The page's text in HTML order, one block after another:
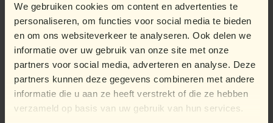
We gebruiken cookies om content en advertenties te
personaliseren, om functies voor social media te bieden
en om ons websiteverkeer te analyseren. Ook delen we
informatie over uw gebruik van onze site met onze
partners voor social media, adverteren en analyse. Deze
partners kunnen deze gegevens combineren met andere
informatie die u aan ze heeft verstrekt of die ze hebben
verzameld op basis van uw gebruik van hun services.